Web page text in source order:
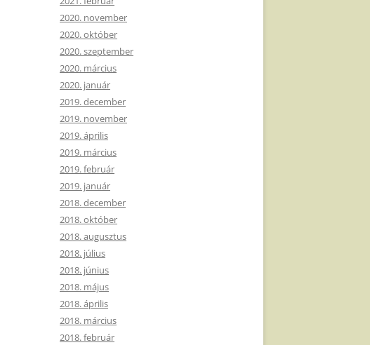
2020. november
2020. október
2020. szeptember
2020. március
2020. január
2019. december
2019. november
2019. április
2019. március
2019. február
2019. január
2018. december
2018. október
2018. augusztus
2018. július
2018. június
2018. május
2018. április
2018. március
2018. február